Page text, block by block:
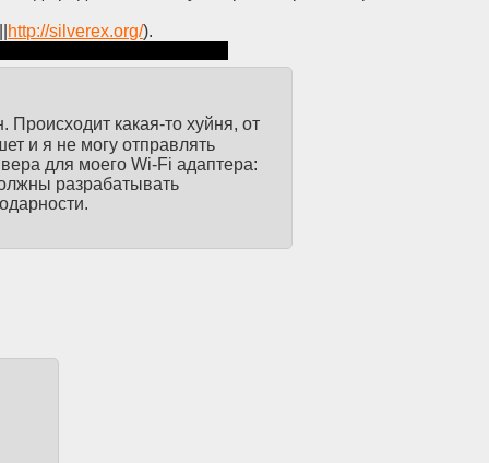
http://silverex.org/).
какая-то хуйня, от
и я не могу отправлять
для моего Wi-Fi адаптера:
разрабатывать